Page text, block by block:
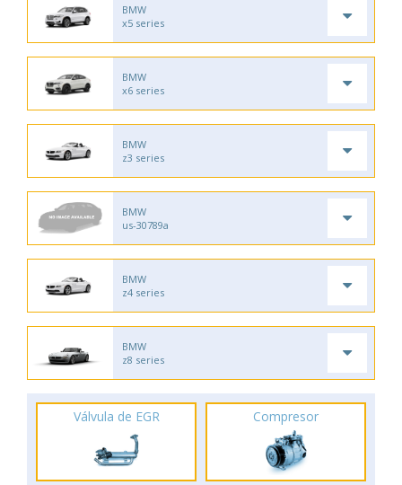
BMW
x5 series
BMW
x6 series
BMW
z3 series
BMW
us-30789a
BMW
z4 series
BMW
z8 series
Válvula de EGR Compresor